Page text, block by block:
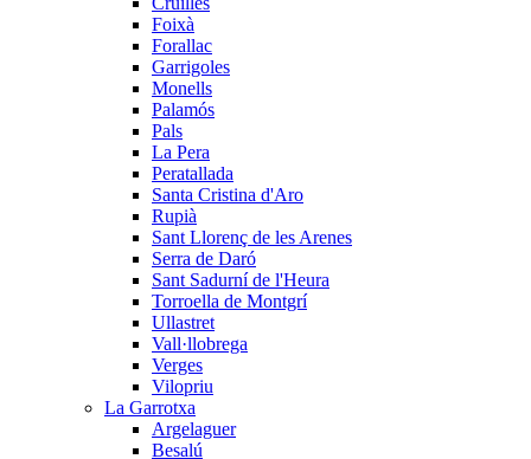
Foixà
Forallac
Garrigoles
Monells
Palamós
Pals
La Pera
Peratallada
Santa Cristina d'Aro
Rupià
Sant Llorenç de les Arenes
Serra de Daró
Sant Sadurní de l'Heura
Torroella de Montgrí
Ullastret
Vall·llobrega
Verges
Vilopriu
La Garrotxa
Argelaguer
Besalú